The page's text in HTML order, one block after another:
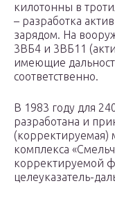
килотонны в
– разработка
зарядом. На
3ВБ4 и 3ВБ11
имеющие
соответственно.
В 1983 году для
разработана и
(корректируемая)
комплекса
корректируемой
целеуказатель-